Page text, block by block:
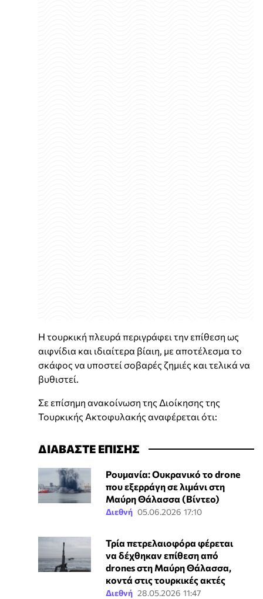
Η τουρκική πλευρά περιγράφει την επίθεση ως
αιφνίδια και ιδιαίτερα βίαιη, με αποτέλεσμα το
σκάφος να υποστεί σοβαρές ζημιές και τελικά να
βυθιστεί.
Σε επίσημη ανακοίνωση της Διοίκησης της
Τουρκικής Ακτοφυλακής αναφέρεται ότι:
ΔΙΑΒΑΣΤΕ ΕΠΙΣΗΣ
Ρουμανία: Ουκρανικό το drone
που εξερράγη σε λιμάνι στη
Μαύρη Θάλασσα (Βίντεο)
Διεθνή 05.06.2026 17:10
Τρία πετρελαιοφόρα φέρεται
να δέχθηκαν επίθεση από
drones στη Μαύρη Θάλασσα,
κοντά στις τουρκικές ακτές
Διεθνή 28.05.2026 11:47